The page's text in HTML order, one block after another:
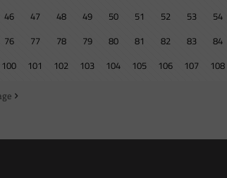
46 47 48 49 50 51 52 53 54
76 77 78 79 80 81 82 83 84
100 101 102 103 104 105 106 107 108